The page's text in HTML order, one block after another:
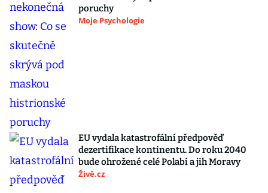
poruchy
Moje Psychologie
EU vydala katastrofální předpověď
dezertifikace kontinentu. Do roku 2040
bude ohrožené celé Polabí a jih Moravy
Živě.cz